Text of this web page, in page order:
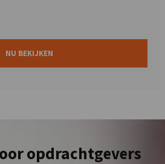
NU BEKIJKEN
opdrachtgevers